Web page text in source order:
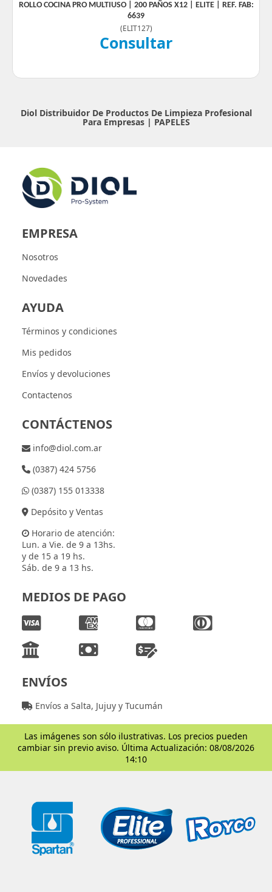
ROLLO COCINA PRO MULTIUSO | 200 PAÑOS X12 | ELITE | REF. FAB:
6639
(ELIT127)
Consultar
Diol Distribuidor De Productos De Limpieza Profesional
Para Empresas | PAPELES
EMPRESA
Nosotros
Novedades
AYUDA
Términos y condiciones
Mis pedidos
Envíos y devoluciones
Contactenos
CONTÁCTENOS
info@diol.com.ar
(0387) 424 5756
(0387) 155 013338
Depósito y Ventas
Horario de atención:
Lun. a Vie. de 9 a 13hs.
y de 15 a 19 hs.
Sáb. de 9 a 13 hs.
MEDIOS DE PAGO
ENVÍOS
Envíos a Salta, Jujuy y Tucumán
Las imágenes son sólo ilustrativas. Los precios pueden
cambiar sin previo aviso. Última Actualización: 08/08/2026
14:10